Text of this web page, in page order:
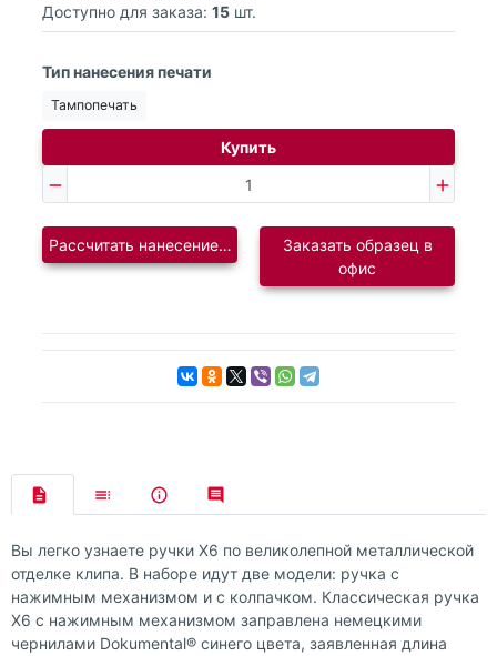
Доступно для заказа: 15 шт.
Тип нанесения печати
Тампопечать
Купить
Рассчитать нанесение логотипаЗаказать образец в
офис
Вы легко узнаете ручки X6 по великолепной металлической
отделке клипа. В наборе идут две модели: ручка с
нажимным механизмом и с колпачком. Классическая ручка
X6 с нажимным механизмом заправлена немецкими
чернилами Dokumental® синего цвета, заявленная длина